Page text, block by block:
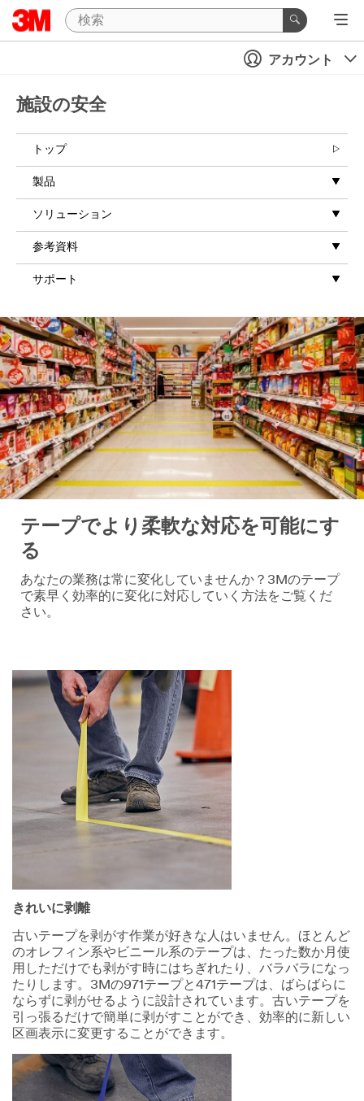
アカウント
施設の安全
トップ
製品
ソリューション
参考資料
サポート
テープでより柔軟な対応を可能にす
る
あなたの業務は常に変化していませんか？3Mのテープ
で素早く効率的に変化に対応していく方法をご覧くだ
さい。
きれいに剥離
古いテープを剥がす作業が好きな人はいません。ほとんど
のオレフィン系やビニール系のテープは、たった数か月使
用しただけでも剥がす時にはちぎれたり、バラバラになっ
たりします。3Mの971テープと471テープは、ばらばらに
ならずに剥がせるように設計されています。古いテープを
引っ張るだけで簡単に剥がすことができ、効率的に新しい
区画表示に変更することができます。